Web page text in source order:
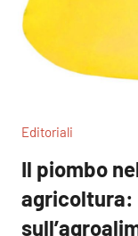
Editoriali
Il piombo
agricoltura: